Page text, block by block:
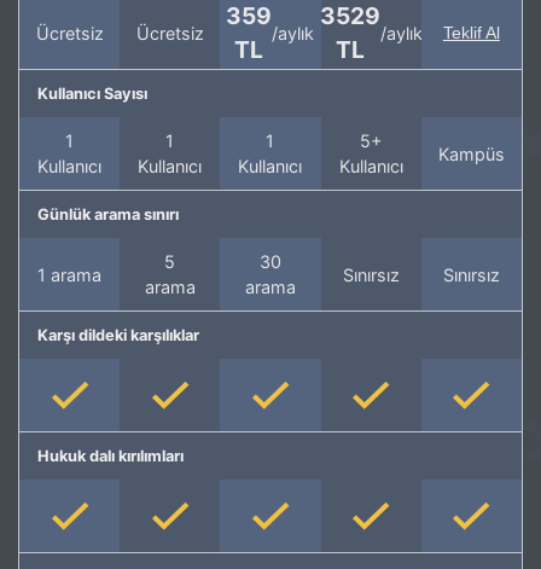
Ücretsiz Ücretsiz
359
TL
/aylık
3529
TL
/aylık Teklif Al
Kullanıcı Sayısı
1
Kullanıcı
1
Kullanıcı
1
Kullanıcı
5+
Kullanıcı
Kampüs
Günlük arama sınırı
1 arama
5
arama
30
arama
Sınırsız Sınırsız
Karşı dildeki karşılıklar
Hukuk dalı kırılımları